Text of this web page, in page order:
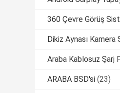
360 Çevre Görüş
Dikiz Aynası Kamera
Araba Kablosuz Şarj
ARABA BSD'si (23)